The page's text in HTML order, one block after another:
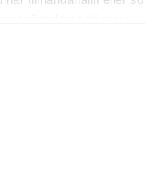
– Vi ser
och utveckla något till